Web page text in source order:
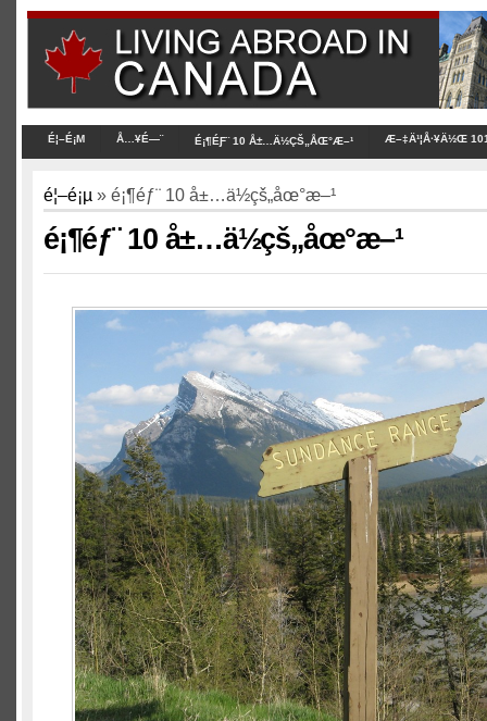
É¦–É¡Μ Å…¥É—¨ É¡¶ÉƑ¨ 10 Å±…Ä½ÇŠ„ÅŒ°Æ–¹ Æ–‡Ä¹¦Å·¥Ä½Œ
é¦–é¡µ » é¡¶éƒ¨ 10 å±…ä½çš„åœ°æ–¹
é¡¶éƒ¨ 10 å±…ä½çš„åœ°æ–¹